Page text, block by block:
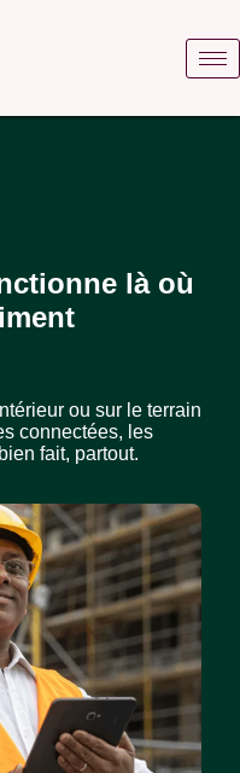
là où
ou sur le terrain
connectées, les
fait, partout.